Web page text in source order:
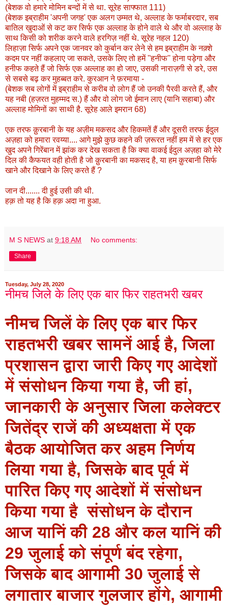
(बेशक वो हमारे मोमिन बन्दों में से था. सूरेह साफ्फात 111)
(बेशक इब्राहीम 'अपनी जगह' एक अलग उम्मत थे, अल्लाह के फर्माबरदार, सब
बातिल खुदाओं से कट कर सिर्फ एक अल्लाह के होने वाले थे और वो अल्लाह के
साथ किसी को शरीक करने वाले हरगिज़ नहीं थे. सूरेह नहल 120)
लिहाज़ा सिर्फ अपने एक जानवर को कुर्बान कर लेने से हम इब्राहीम के नक़्शे
कदम पर नहीं कहलाए जा सकते, उसके लिए तो हमें ''हनीफ'' होना पड़ेगा और
हनीफ कहते हैं जो सिर्फ एक अल्लाह का हो जाए, उसकी नाराज़गी से डरे, उस
से सबसे बढ़ कर मुहब्बत करे. कुरआन ने फ़रमाया -
(बेशक सब लोगों में इब्राहीम से करीब वो लोग हैं जो उनकी पैरवी करते हैं, और
यह नबी (हज़रत मुहम्मद स.) हैं और वो लोग जो ईमान लाए (यानि सहाबा) और
अल्लाह मोमिनों का साथी है. सूरेह आले इमरान 68)
एक तरफ क़ुरबानी के यह अज़ीम मकसद और हिकमतें हैं और दूसरी तरफ ईदुल
अज़हा को हमारा रवय्या.... आगे मुझे कुछ कहने की ज़रूरत नहीं हम में से हर एक
खुद अपने गिरेंबान में झांक कर देख सकता है कि क्या वाकई ईदुल अज़हा को मेरे
दिल की कैफयत वही होती है जो क़ुरबानी का मकसद है, या हम क़ुरबानी सिर्फ
खाने और दिखाने के लिए करते हैं ?
जान दी....... दी हुई उसी की थी.
हक़ तो यह है कि हक़ अदा ना हुआ.
M S NEWS at 9:18 AM No comments:
Share
Tuesday, July 28, 2020
नीमच जिले के लिए एक बार फिर राहतभरी खबर
नीमच जिलें के लिए एक बार फिर
राहतभरी खबर सामनें आई है, जिला
प्रशासन द्वारा जारी किए गए आदेशों
में संसोधन किया गया है, जी हां,
जानकारी के अनुसार जिला कलेक्‍टर
जितेंद्र राजें की अध्‍यक्षता में एक
बैठक आयोजित कर अहम निर्णय
लिया गया है, जिसके बाद पूर्व में
पारित किए गए आदेशों में संसोधन
किया गया है संसोधन के दौरान
आज यानिं की 28 और कल यानिं की
29 जुलाई को संपूर्ण बंद रहेगा,
जिसके बाद आगामी 30 जुलाई से
लगातार बाजार गुलजार होंगे, आगामी